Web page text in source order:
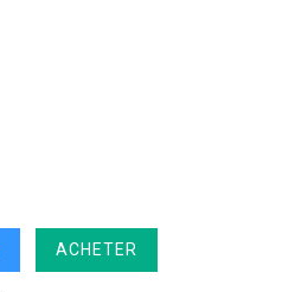
ACHETER